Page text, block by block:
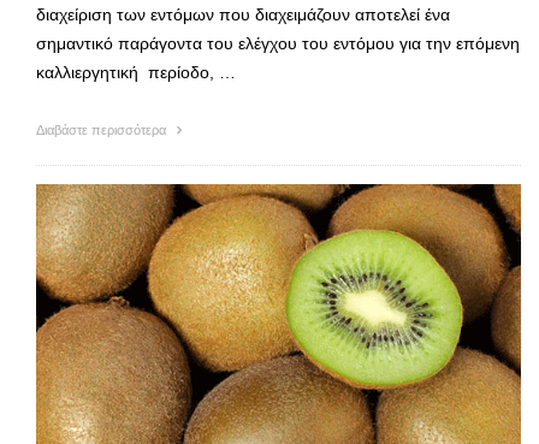
διαχείριση των εντόμων που διαχειμάζουν αποτελεί ένα
σημαντικό παράγοντα του ελέγχου του εντόμου για την επόμενη
καλλιεργητική περίοδο, …
Διαβάστε περισσότερα